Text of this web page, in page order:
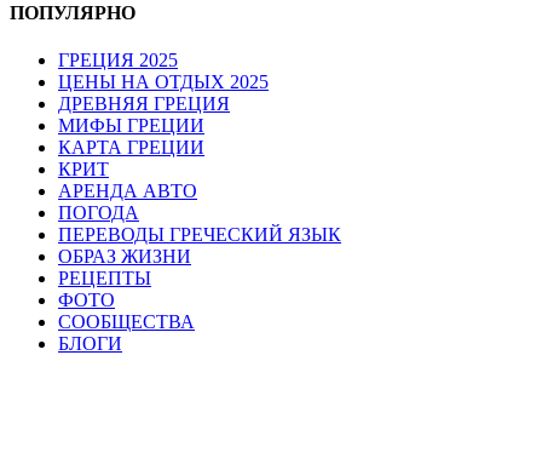
ПОПУЛЯРНО
ГРЕЦИЯ 2025
ЦЕНЫ НА ОТДЫХ 2025
ДРЕВНЯЯ ГРЕЦИЯ
МИФЫ ГРЕЦИИ
КАРТА ГРЕЦИИ
КРИТ
АРЕНДА АВТО
ПОГОДА
ПЕРЕВОДЫ ГРЕЧЕСКИЙ ЯЗЫК
ОБРАЗ ЖИЗНИ
РЕЦЕПТЫ
ФОТО
СООБЩЕСТВА
БЛОГИ